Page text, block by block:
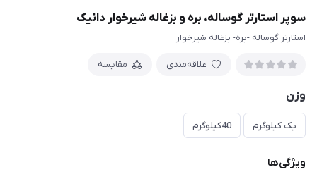
سوپر استارتر گوساله، بره و بزغاله شیرخوار دانیک
استارتر گوساله -بره- بزغاله شیرخوار
علاقه‌مندی مقایسه
وزن
یک کیلوگرم 40کیلوگرم
ویژگی‌ها